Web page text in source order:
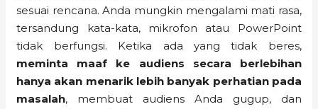
sesuai rencana. Anda mungkin mengalami mati rasa,
tersandung kata-kata, mikrofon atau PowerPoint
tidak berfungsi. Ketika ada yang tidak beres,
meminta maaf ke audiens secara berlebihan
hanya akan menarik lebih banyak perhatian pada
masalah, membuat audiens Anda gugup, dan